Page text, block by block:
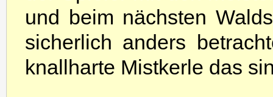
und beim nächsten
sicherlich anders
knallharte Mistkerle das